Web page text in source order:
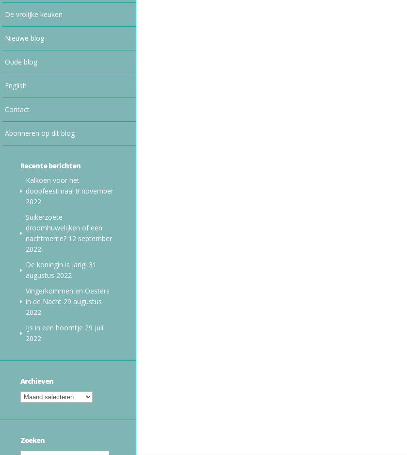
De vrolijke keuken
Nieuwe blog
Oude blog
English
Contact
Abonneren op dit blog
Recente berichten
Kalkoen voor het
doopfeestmaal 8 november
2022
Suikerzoete
droomhuwelijken of een
nachtmerrie? 12 september
2022
De koningin is jarig! 31
augustus 2022
Vingerkommen en Oesters
in de Nacht 29 augustus
2022
IJs in een hoorntje 29 juli
2022
Archieven
Zoeken